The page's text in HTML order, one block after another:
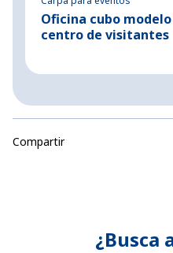
Oficina cubo
centro de visitantes
Compartir
¿Busca